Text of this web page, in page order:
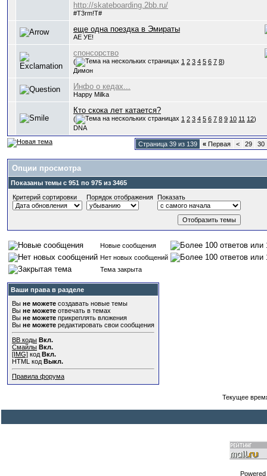
http://skateboarding.2bb.ru/
#T3rm!T#
еще одна поездка в Эмираты
АЕ УЕ!
спонсорство
( 1 2 3 4 5 6 7 8)
Димон
Инфо о кедах...
Happy Milka
Кто скока лет катается?
( 1 2 3 4 5 6 7 8 9 10 11 12)
DNA
Страница 39 из 139 « Первая < 29 30
Опции просмотра
Показаны темы с 951 по 975 из 3465
Критерий сортировки
Порядок отображения Показать
Новые сообщения
Нет новых сообщений
Тема закрыта
Ваши права в разделе
Вы не можете создавать новые темы
Вы не можете отвечать в темах
Вы не можете прикреплять вложения
Вы не можете редактировать свои сообщения
BB коды Вкл.
Смайлы Вкл.
[IMG] код Вкл.
HTML код Выкл.
Правила форума
Текущее